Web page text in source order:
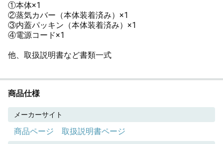
①本体×1
②蒸気カバー（本体装着済み）×1
③内蓋パッキン（本体装着済み）×1
④電源コード×1
他、取扱説明書など書類一式
商品仕様
メーカーサイト
商品ページ 取扱説明書ページ